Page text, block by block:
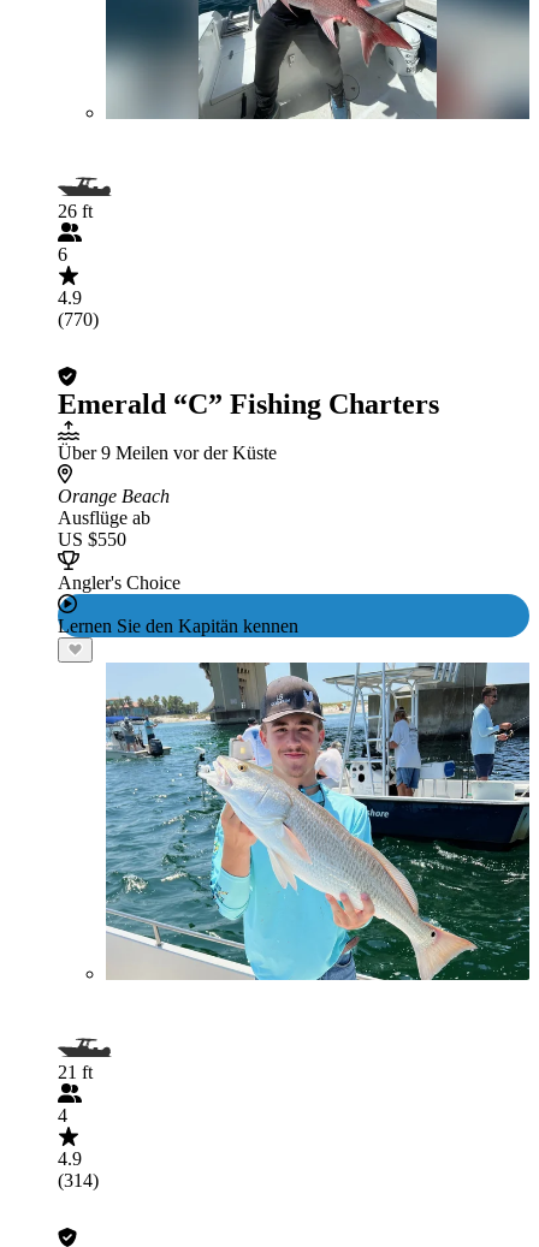
26 ft
6
4.9
(770)
Emerald “C” Fishing Charters
Über 9 Meilen vor der Küste
Orange Beach
Ausflüge ab
US $550
Angler's Choice
Lernen Sie den Kapitän kennen
21 ft
4
4.9
(314)